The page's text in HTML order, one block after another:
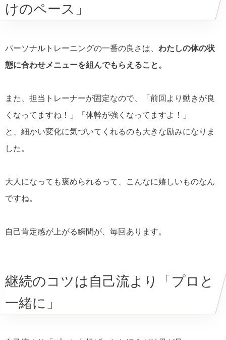
けのペース」
パーソナルトレーニングの一番の良さは、 わたしの体の状
態に合わせメニューを組んでもらえること。
また、担当トレーナーが固定なので、「前回より動きが良
くなってますね！」「体幹が強くなってますよ！」
と、細かい変化に気づいてくれるのも大きな励みになりま
した。
大人になっても褒められるって、こんなに嬉しいものなん
ですね。
自己肯定感が上がる瞬間が、毎回あります。
継続のコツは自己流より「プロと
一緒に」